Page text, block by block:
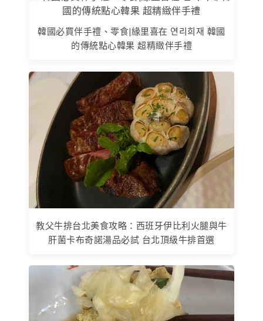
韓國必買伴手禮、零食|緣里喜在 연리희재 韓國
的傳統點心韓果 超精緻伴手禮
教父牛排台北美食攻略：西班牙伊比利火腿與牛
肝菌卡布奇諾湯品必試 台北頂級牛排首選